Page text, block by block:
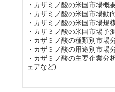
・カザミノ酸の米国市場概
・カザミノ酸の米国市場動向
・カザミノ酸の米国市場規
・カザミノ酸の米国市場予
・カザミノ酸の種類別市場
・カザミノ酸の用途別市場
・カザミノ酸の主要企業分
ェアなど)